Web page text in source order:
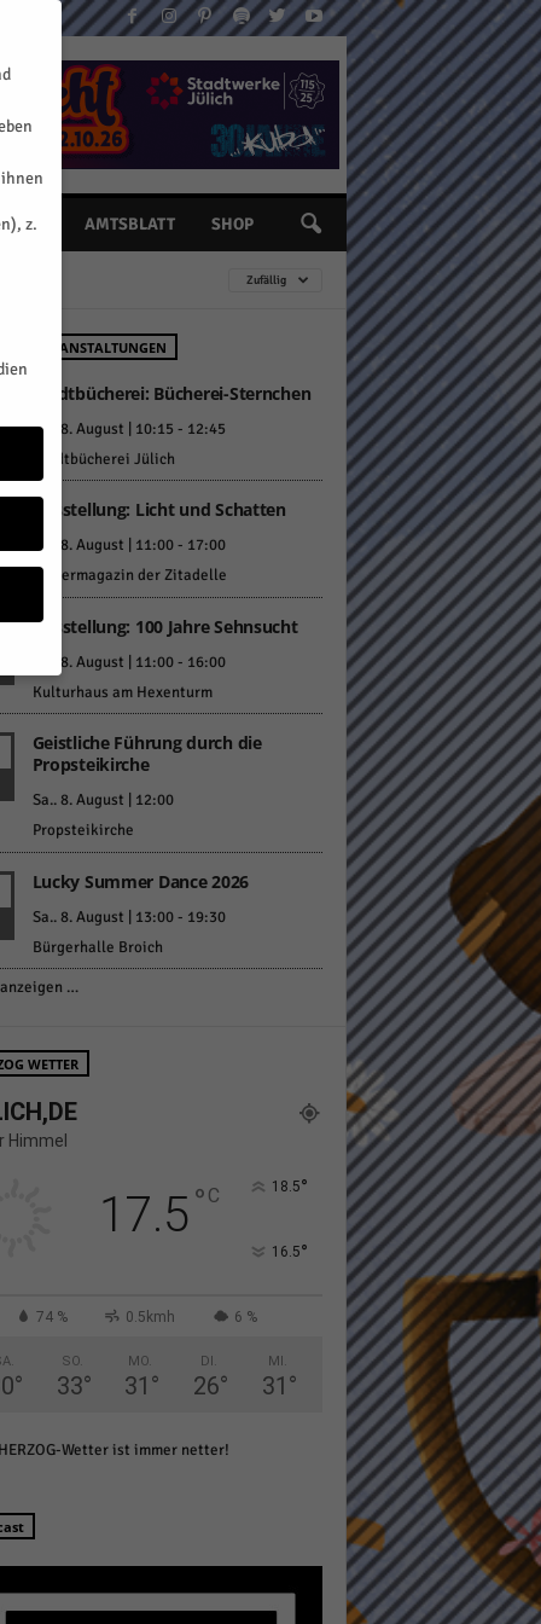
AMTSBLATT SHOP
Zufällig
VERANSTALTUNGEN
Stadtbücherei: Bücherei-Sternchen
Sa.. 8. August | 10:15 - 12:45
Stadtbücherei Jülich
Ausstellung: Licht und Schatten
Sa.. 8. August | 11:00- 17:00
Pulvermagazin der Zitadelle
Ausstellung: 100 Jahre Sehnsucht
Sa.. 8. August | 11:00- 16:00
Kulturhaus am Hexenturm
Geistliche Führung durch die
Propsteikirche
Sa.. 8. August | 12:00
Propsteikirche
Lucky Summer Dance 2026
Sa.. 8. August | 13:00- 19:30
Bürgerhalle Broich
…
WETTER
Himmel
17.5° C 18.5°
16.5°
74 % 0.5kmh 6 %
°
SO.
33°
MO.
31 °
DI.
26°
MI.
31 °
Wetter ist immer netter!
z.
ihnen
z.